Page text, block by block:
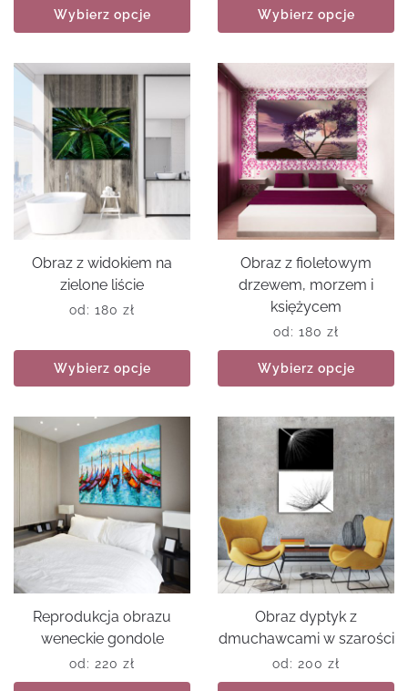
Wybierz opcje Wybierz opcje
Obraz z widokiem na
zielone liście
od: 180 zł
Wybierz opcje
Obraz z fioletowym
drzewem, morzem i
księżycem
od: 180 zł
Wybierz opcje
Reprodukcja obrazu
weneckie gondole
od: 220 zł
Obraz dyptyk z
dmuchawcami w szarości
od: 200 zł